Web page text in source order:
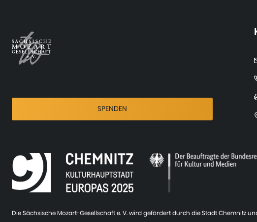
SPENDEN
Die Sächsische Mozart-Gesellschaft e. V. wird gefördert durch die Stadt Chemnitz